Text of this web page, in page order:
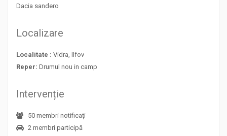
Dacia sandero
Localizare
Localitate : Vidra, Ilfov
Reper: Drumul nou in camp
Intervenție
50 membri notificați
2 membri participă